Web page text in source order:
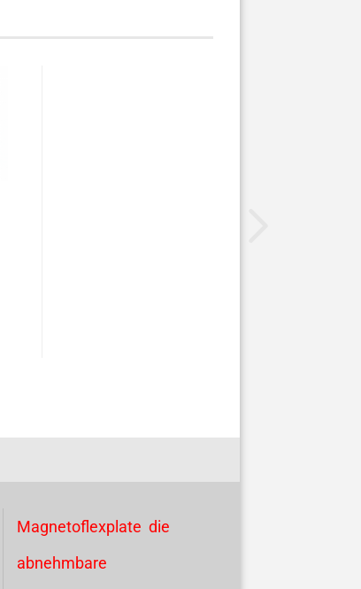
Magnetoflexplate die
abnehmbare